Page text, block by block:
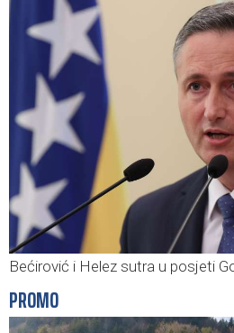
Bećirović i Helez sutra u posjeti
PROMO